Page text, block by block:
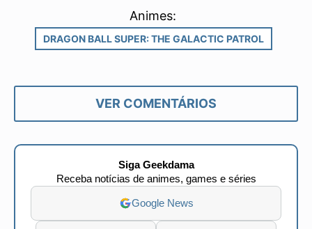
Animes:
DRAGON BALL SUPER: THE GALACTIC PATROL
VER COMENTÁRIOS
Siga Geekdama
Receba notícias de animes, games e séries
Google News